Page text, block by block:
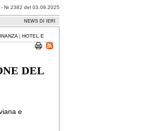
- Nr 2382 del 03.09.2025
NEWS DI IERI
| HOTEL E
DEL
e